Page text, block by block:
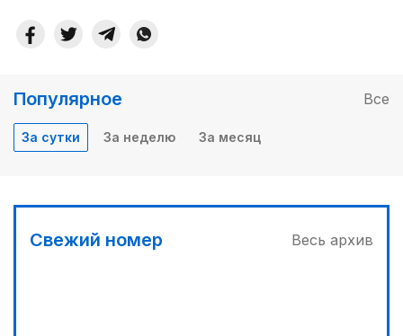
Популярное Все
За сутки За неделю За месяц
Свежий номер Весь архив